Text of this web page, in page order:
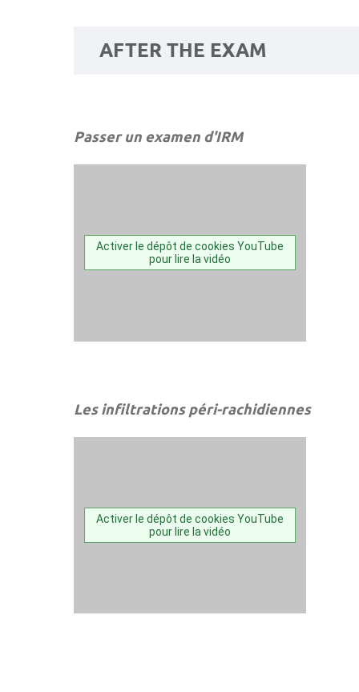
AFTER THE EXAM
Passer un examen d'IRM
Activer le dépôt de cookies YouTube
pour lire la vidéo
Les infiltrations péri-rachidiennes
Activer le dépôt de cookies YouTube
pour lire la vidéo